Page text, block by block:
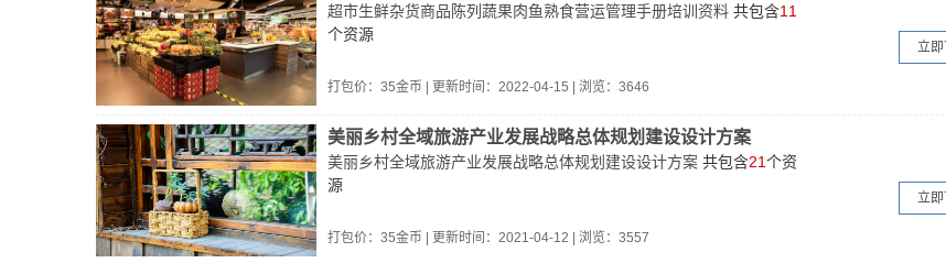
超市生鲜杂货商品陈列蔬果肉鱼熟食营运管理手册培训资料 共包含11
个资源
打包价： 35金币 | 更新时间： 2022-04-15 | 浏览：3646
立
美丽乡村全域旅游产业发展战略总体规划建设设计方案
美丽乡村全域旅游产业发展战略总体规划建设设计方案 共包含21个资
源
打包价： 35金币 | 更新时间： 2021-04-12 | 浏览：3557
立